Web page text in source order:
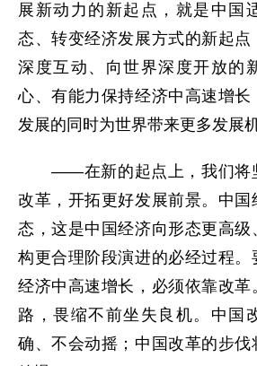
展新动力的新起点，就是中国
态、转变经济发展方式的新起点
深度互动、向世界深度开放的
心、有能力保持经济中高速增长
发展的同时为世界带来更多发展机
——在新的起点上，我们将
改革，开拓更好发展前景。中国
态，这是中国经济向形态更高
构更合理阶段演进的必经过程
经济中高速增长，必须依靠改革
路，畏缩不前坐失良机。中国
确、不会动摇；中国改革的步伐